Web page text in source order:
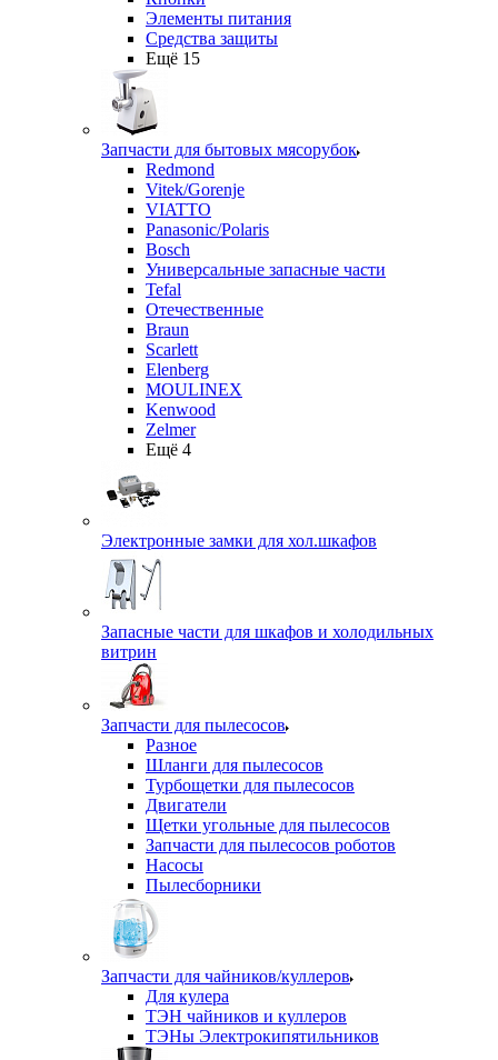
Элементы питания
Средства защиты
Ещё 15
Запчасти для бытовых мясорубок
Redmond
Vitek/Gorenje
VIATTO
Panasonic/Polaris
Bosch
Универсальные запасные части
Tefal
Отечественные
Braun
Scarlett
Elenberg
MOULINEX
Kenwood
Zelmer
Ещё 4
Электронные замки для хол.шкафов
Запасные части для шкафов и холодильных
витрин
Запчасти для пылесосов
Разное
Шланги для пылесосов
Турбощетки для пылесосов
Двигатели
Щетки угольные для пылесосов
Запчасти для пылесосов роботов
Насосы
Пылесборники
Запчасти для чайников/куллеров
Для кулера
ТЭН чайников и куллеров
ТЭНы Электрокипятильников